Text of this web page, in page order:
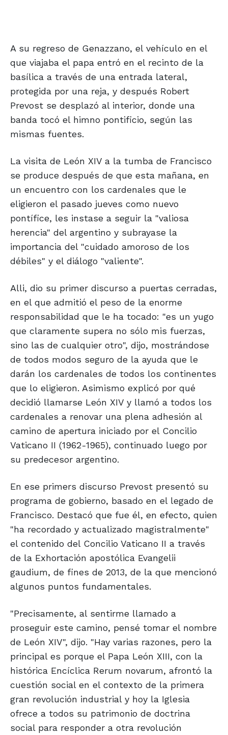
A su regreso de Genazzano, el vehículo en el
que viajaba el papa entró en el recinto de la
basílica a través de una entrada lateral,
protegida por una reja, y después Robert
Prevost se desplazó al interior, donde una
banda tocó el himno pontificio, según las
mismas fuentes.
La visita de León XIV a la tumba de Francisco
se produce después de que esta mañana, en
un encuentro con los cardenales que le
eligieron el pasado jueves como nuevo
pontífice, les instase a seguir la "valiosa
herencia" del argentino y subrayase la
importancia del "cuidado amoroso de los
débiles" y el diálogo "valiente".
Alli, dio su primer discurso a puertas cerradas,
en el que admitió el peso de la enorme
responsabilidad que le ha tocado: "es un yugo
que claramente supera no sólo mis fuerzas,
sino las de cualquier otro", dijo, mostrándose
de todos modos seguro de la ayuda que le
darán los cardenales de todos los continentes
que lo eligieron. Asimismo explicó por qué
decidió llamarse León XIV y llamó a todos los
cardenales a renovar una plena adhesión al
camino de apertura iniciado por el Concilio
Vaticano II (1962-1965), continuado luego por
su predecesor argentino.
En ese primers discurso Prevost presentó su
programa de gobierno, basado en el legado de
Francisco. Destacó que fue él, en efecto, quien
"ha recordado y actualizado magistralmente"
el contenido del Concilio Vaticano II a través
de la Exhortación apostólica Evangelii
gaudium, de fines de 2013, de la que mencionó
algunos puntos fundamentales.
"Precisamente, al sentirme llamado a
proseguir este camino, pensé tomar el nombre
de León XIV", dijo. "Hay varias razones, pero la
principal es porque el Papa León XIII, con la
histórica Encíclica Rerum novarum, afrontó la
cuestión social en el contexto de la primera
gran revolución industrial y hoy la Iglesia
ofrece a todos su patrimonio de doctrina
social para responder a otra revolución